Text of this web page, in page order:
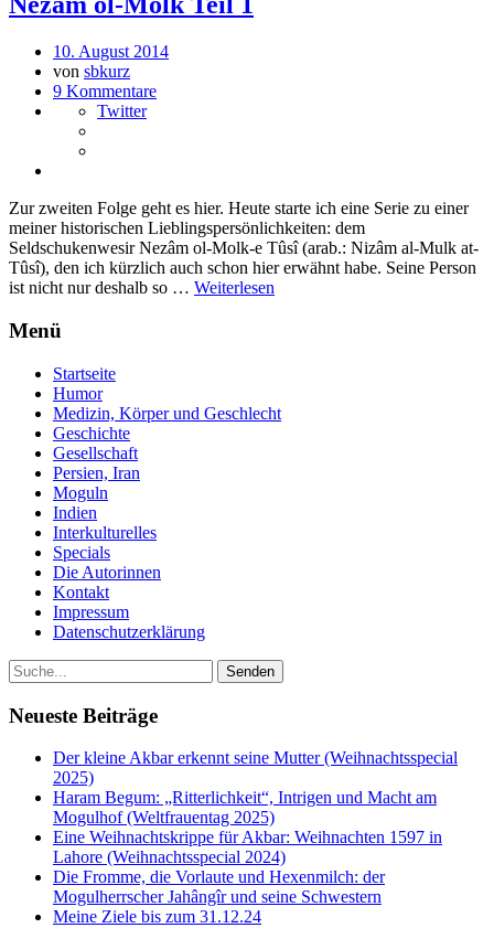
10. August 2014
von sbkurz
9 Kommentare
Twitter
Zur zweiten Folge geht es hier. Heute starte ich eine Serie zu einer
meiner historischen Lieblingspersönlichkeiten: dem
Seldschukenwesir Nezâm ol-Molk-e Tûsî (arab.: Nizâm al-Mulk at-
Tûsî), den ich kürzlich auch schon hier erwähnt habe. Seine Person
ist nicht nur deshalb so … Weiterlesen
Menü
Startseite
Humor
Medizin, Körper und Geschlecht
Geschichte
Gesellschaft
Persien, Iran
Moguln
Indien
Interkulturelles
Specials
Die Autorinnen
Kontakt
Impressum
Datenschutzerklärung
Neueste Beiträge
Der kleine Akbar erkennt seine Mutter (Weihnachtsspecial
2025)
Haram Begum: „Ritterlichkeit“, Intrigen und Macht am
Mogulhof (Weltfrauentag 2025)
Eine Weihnachtskrippe für Akbar: Weihnachten 1597 in
Lahore (Weihnachtsspecial 2024)
Die Fromme, die Vorlaute und Hexenmilch: der
Mogulherrscher Jahângîr und seine Schwestern
Meine Ziele bis zum 31.12.24